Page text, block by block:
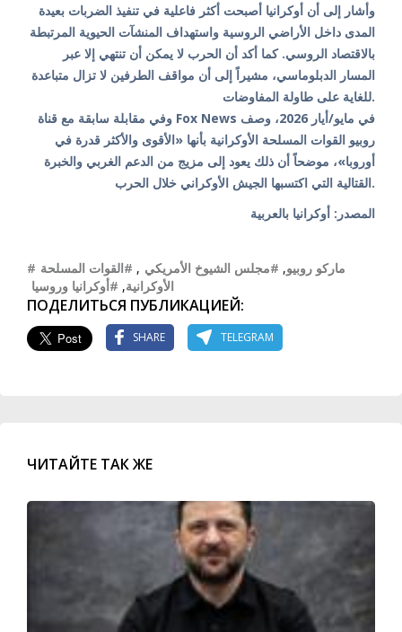
وأشار إلى أن أوكرانيا أصبحت أكثر فاعلية في تنفيذ الضربات بعيدة
المدى داخل الأراضي الروسية واستهداف المنشآت الحيوية المرتبطة
بالاقتصاد الروسي. كما أكد أن الحرب لا يمكن أن تنتهي إلا عبر
المسار الدبلوماسي، مشيراً إلى أن مواقف الطرفين لا تزال متباعدة
للغاية على طاولة المفاوضات.
وفي مقابلة سابقة مع قناة Fox News في مايو/أيار 2026، وصف
روبيو القوات المسلحة الأوكرانية بأنها «الأقوى والأكثر قدرة في
أوروبا»، موضحاً أن ذلك يعود إلى مزيج من الدعم الغربي والخبرة
القتالية التي اكتسبها الجيش الأوكراني خلال الحرب.
المصدر: أوكرانيا بالعربية
#ماركو روبيو, #مجلس الشيوخ الأمريكي , #القوات المسلحة
الأوكرانية, #أوكرانيا وروسيا
ПОДЕЛИТЬСЯ ПУБЛИКАЦИЕЙ:
SHARE TELEGRAM
ЧИТАЙТЕ ТАК ЖЕ